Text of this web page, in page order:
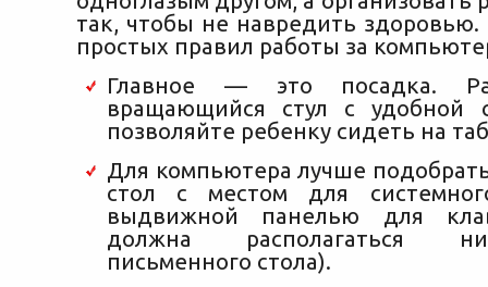
так, чтобы не навредить здоровью.
простых правил работы за
Главное — это посадка.
вращающийся стул с удобной
позволяйте ребенку сидеть на
Для компьютера лучше
стол с местом для
выдвижной панелью для
должна располагаться
письменного стола).